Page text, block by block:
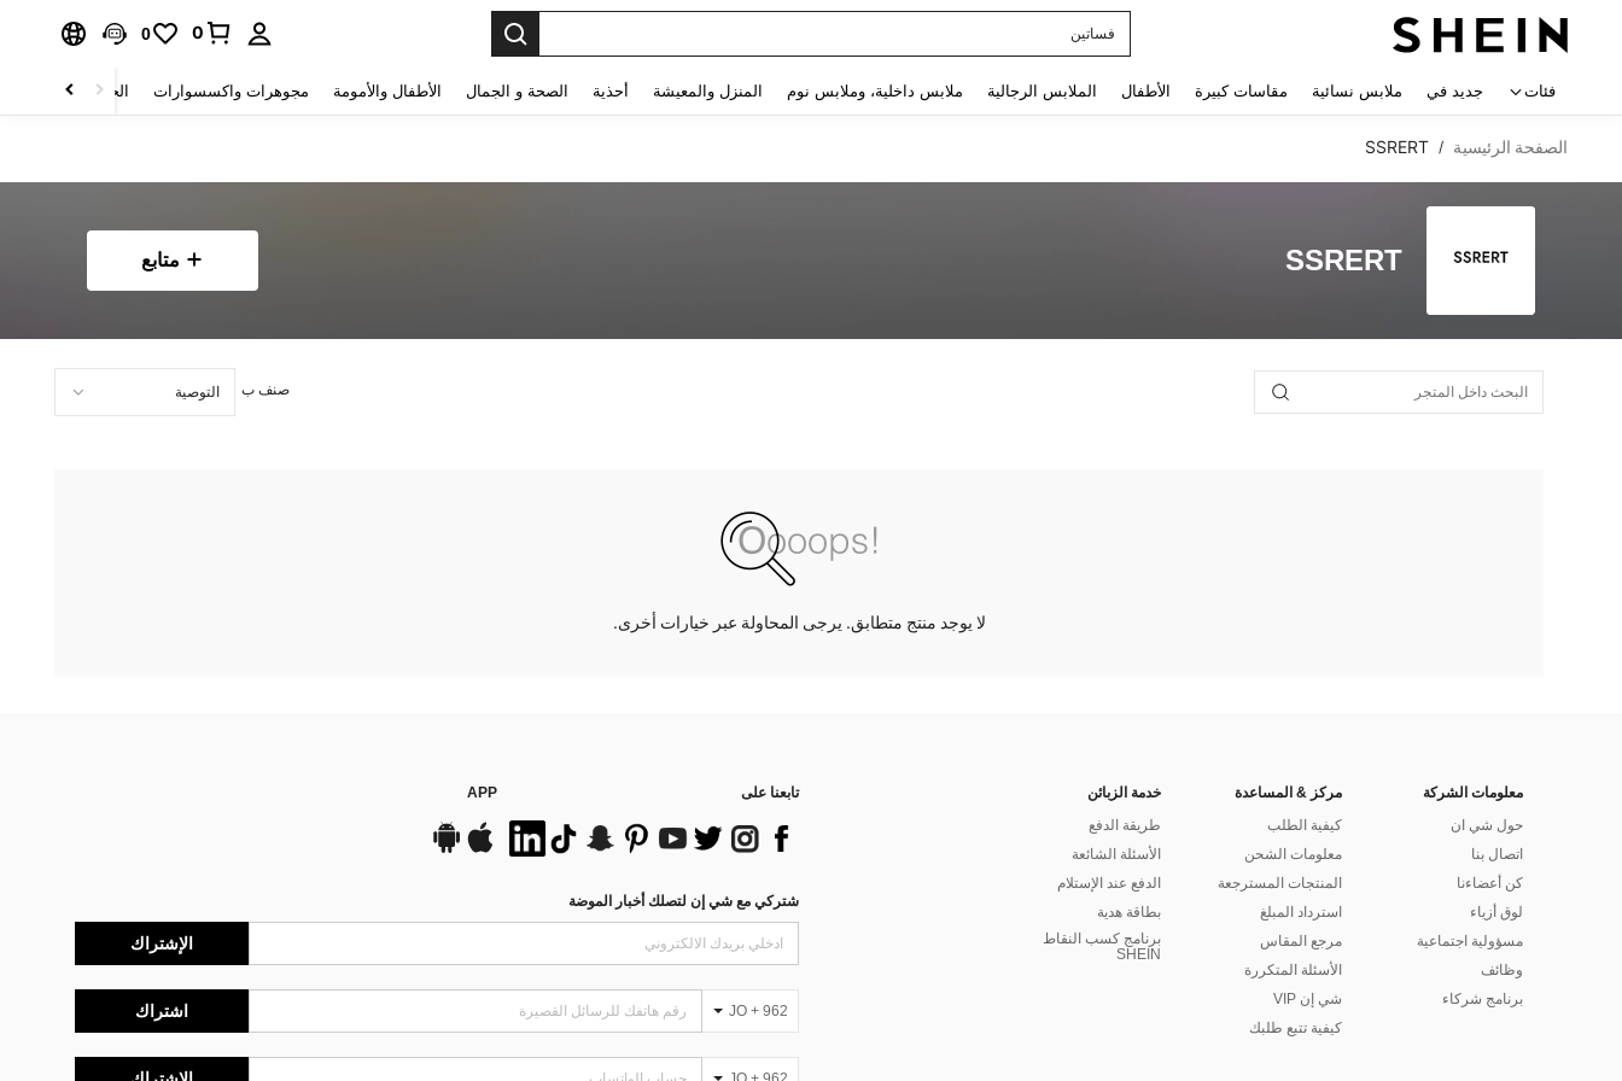
فساتين
0
0
فئات جديد في ملابس نسائية مقاسات كبيرة الأطفال الملابس الرجالية ملابس داخلية، وملابس نوم المنزل والمعيشة أحذية الصحة و الجمال الأطفال والأمومة مجوهرات واكسسوارات الحقائب والأمتعة
الصفحة الرئيسية /
SSRERT
SSRERT متابع
صنف ب
لا يوجد منتج متطابق. يرجى المحاولة عبر خيارات أخرى.
معلومات الشركة
حول شي ان
اتصال بنا
كن أعضاءنا
لوق أزياء
مسؤولية اجتماعية
وظائف
برنامج شركاء
مركز & المساعدة
كيفية الطلب
معلومات الشحن
المنتجات المسترجعة
استرداد المبلغ
مرجع المقاس
الأسئلة المتكررة
شي إن VIP
كيفية تتبع طلبك
خدمة الزبائن
طريقة الدفع
الأسئلة الشائعة
الدفع عند الإستلام
بطاقة هدية
برنامج كسب النقاط
SHEIN
تابعنا على APP
شتركي مع شي إن لتصلك أخبار الموضة
الإشتراك
JO + 962 اشتراك